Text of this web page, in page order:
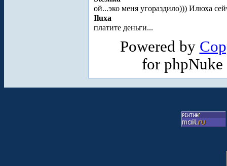
ой...эко меня угораздило))) Илюха
Iluxa
платите деньги...
Powered by
for